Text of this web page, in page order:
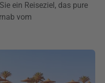
ein Reiseziel, das pure
vom